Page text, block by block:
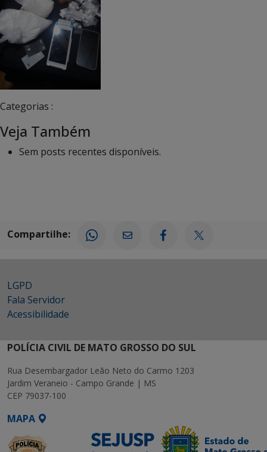
Categorias :
Veja Também
Sem posts recentes disponíveis.
Compartilhe:
LGPD
Fala Servidor
Acessibilidade
POLÍCIA CIVIL DE MATO GROSSO DO SUL
Rua Desembargador Leão Neto do Carmo 1203
Jardim Veraneio - Campo Grande | MS
CEP 79037-100
MAPA